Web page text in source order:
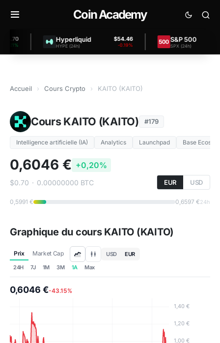
Coin Academy
Hyperliquid
HYPE (24h)
$54.46
-0.19%
S&P 500
SPX (24h)
Accueil › Cours Crypto › KAITO (KAITO)
Cours KAITO (KAITO) #179
Intelligence artificielle (IA) Analytics Launchpad Base
0,6046 € +0,20%
$0.70 · 0.00000000 BTC EUR USD
0,5991 € 0,6597 €24h
Graphique du cours KAITO (KAITO)
Prix Market Cap USD
EUR
24H
7J 1M 3M 1A Max
0,6046 €-43.15%